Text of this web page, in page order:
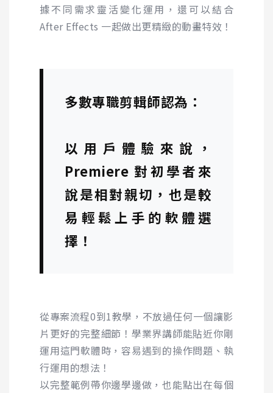
據不同需求靈活變化運用，還可以結合
After Effects 一起做出更精緻的動畫特效！
多數專職剪輯師認為：
以用戶體驗來說，
Premiere 對初學者來
說是相對親切，也是較
易輕鬆上手的軟體選
擇！
從專案流程0到1教學，不放過任何一個讓影
片更好的完整細節！學業界講師能貼近你剛
運用這門軟體時，容易遇到的操作問題、執
行運用的想法！
以完整範例帶你邊學邊做，也能點出在每個